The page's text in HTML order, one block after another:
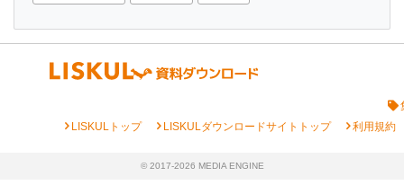
chevron_rightLISKULトップ chevron_rightLISKULダウンロードサイトトップ chevron_right利用規約
© 2017-2026 MEDIA ENGINE